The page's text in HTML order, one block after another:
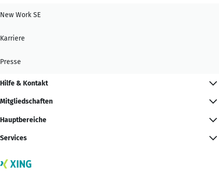
New Work SE
Karriere
Presse
Hilfe & Kontakt
Mitgliedschaften
Hauptbereiche
Services